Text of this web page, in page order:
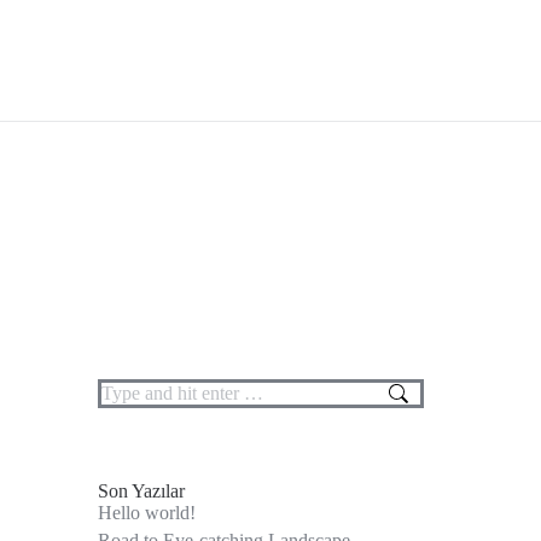
Search:
Son Yazılar
Hello world!